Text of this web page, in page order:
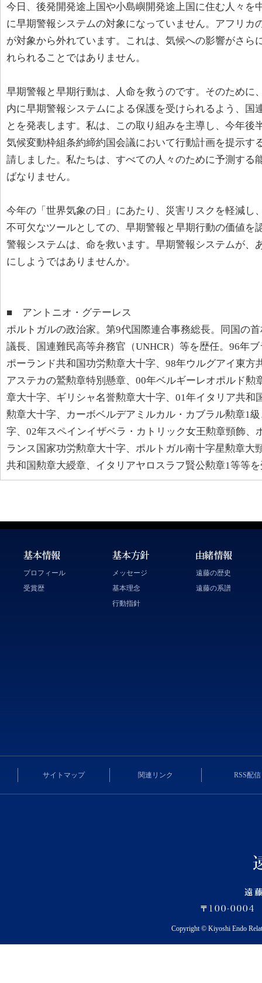
今日、後発開発途上国や小島嶼開発途上国に住む人々を
に早期警報システムの対象になっていません。アフリカ
が対象から外れています。これは、気候への影響がさら
れられることではありません。
早期警報と早期行動は、人命を救うのです。そのために
内に早期警報システムによる保護を受けられるよう、国
とを発表します。私は、この取り組みを主導し、今年後
気候変動枠組条約締約国会議において行動計画を提示す
請しました。私たちは、すべての人々のために予測する
ばなりません。
今年の「世界気象の日」にあたり、災害リスクを軽減し
不可欠なツールとしての、早期警報と早期行動の価値を
警報システムは、命を救います。早期警報システムが、
にしようではありませんか。
■ アントニオ・グテーレス
ポルトガルの政治家。第9代国際連合事務総長。同国の
議長、国連難民高等弁務官（UNHCR）等を歴任。96年
ポーランド共和国功労勲章大十字、98年ウルグアイ東方
アステカの鷲勲章特別懸章、00年ベルギーレオポルド勲
章大十字、ギリシャ名誉勲章大十字、01年イタリア共和
勲章大十字、カーボベルデアミルカル・カブラル勲章1
字、02年スペインイザベラ・カトリック女王勲章頸飾、
ランス国家功労勲章大十字、ポルトガル南十字星勲章大
共和国勲章大綬章、イタリアヤロスラフ賢公勲章1等等
プロフィール
受賞歴
メッセージ
基本理念
行動指針
遠藤の歴史
遠藤の系譜
サイトマップ 関連リンク RSS配信
Copyright © Kiyoshi Endo